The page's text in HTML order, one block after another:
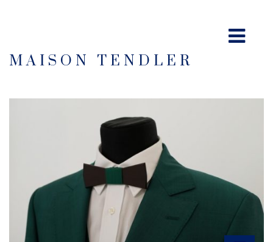
MAISON TENDLER